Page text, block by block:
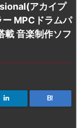
アカイプ
ー MPCドラムパ
載 音楽制作ソフ
B!